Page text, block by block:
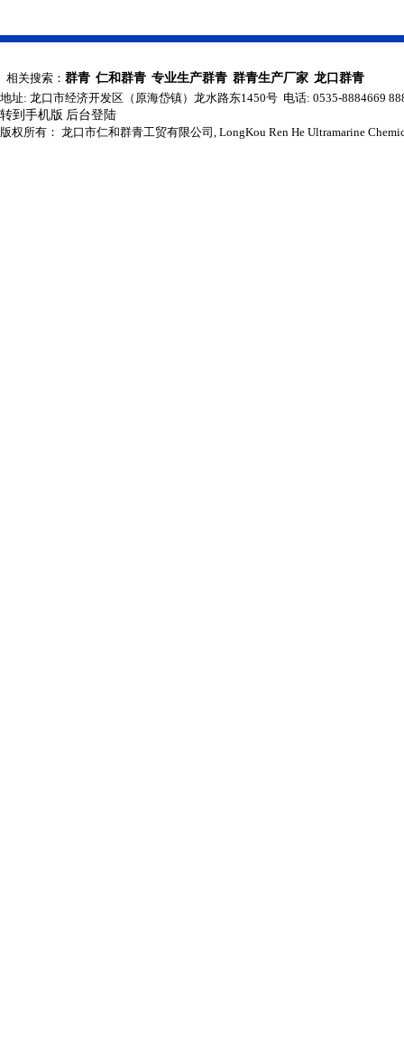
相关搜索： 群青 仁和群青 专业生产群青 群青生产厂家 龙口群青
地址: 龙口市经济开发区（原海岱镇）龙水路东1450号 电话: 0535-8884669
转到手机版 后台登陆
版权所有： 龙口市仁和群青工贸有限公司, LongKou Ren He Ultramarine